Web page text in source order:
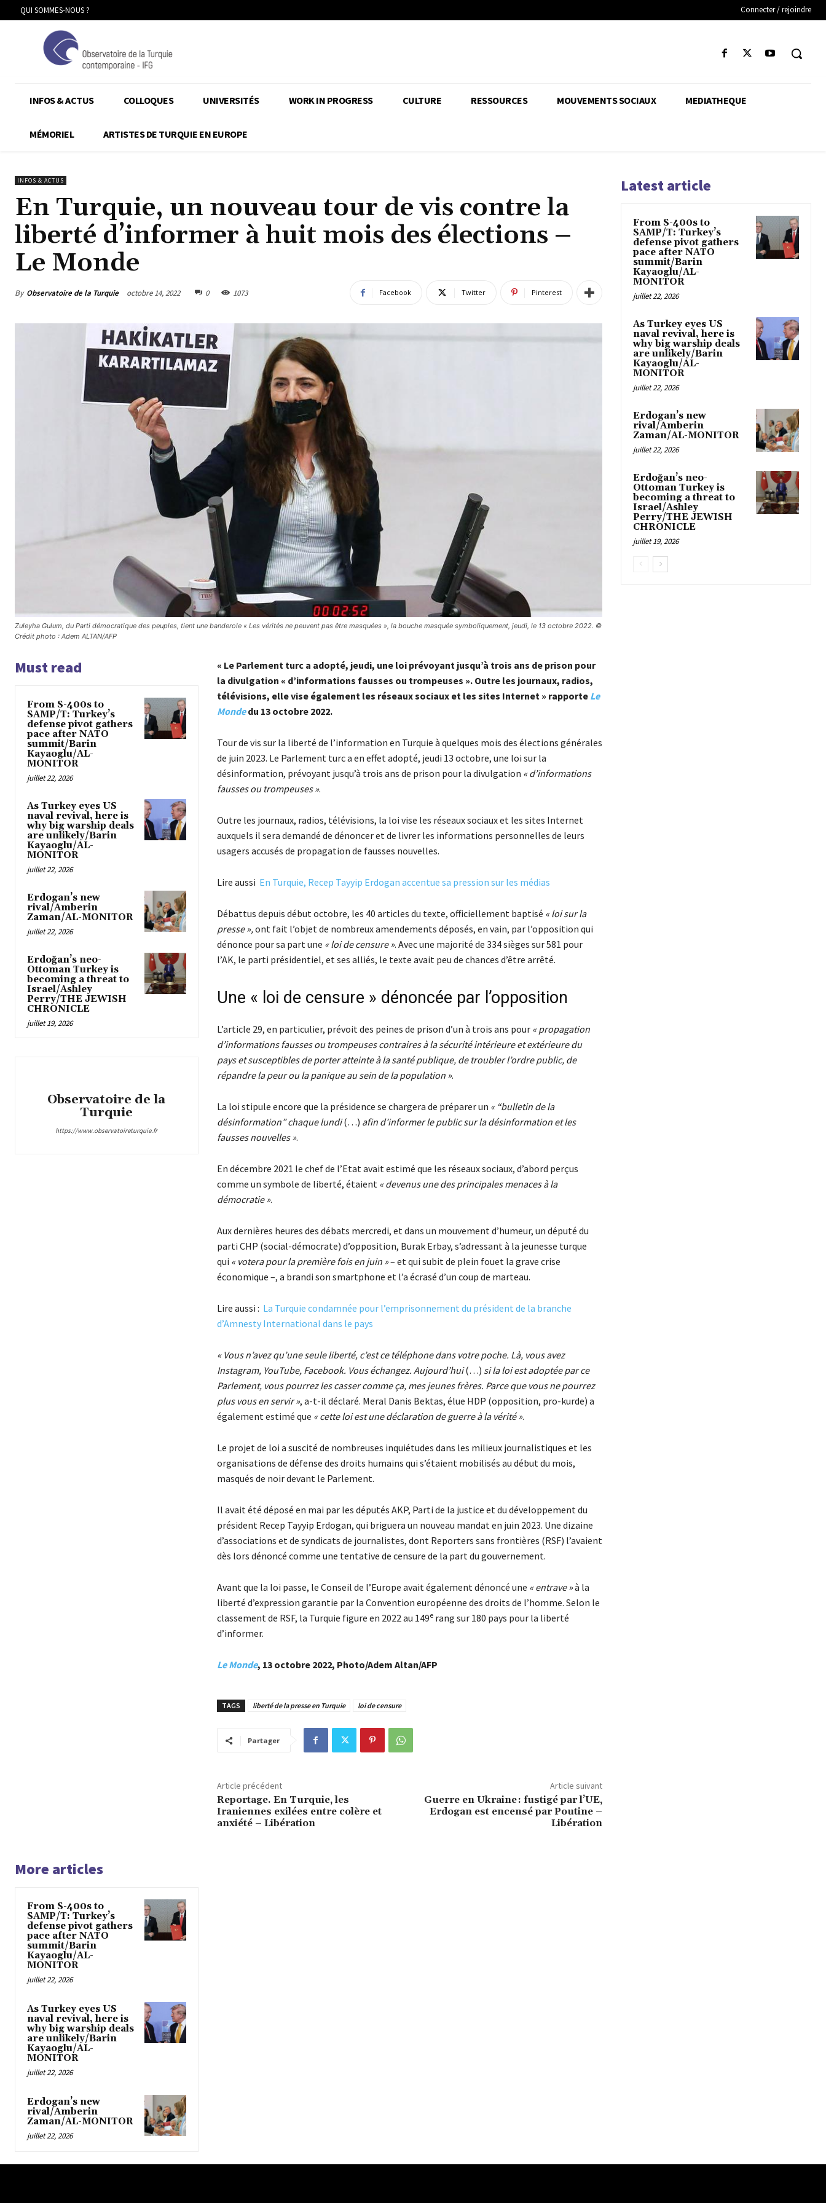
QUI SOMMES-NOUS ? Connecter / rejoindre
INFOS & ACTUS COLLOQUES UNIVERSITÉS WORK IN PROGRESS CULTURE RESSOURCES MOUVEMENTS SOCIAUX MEDIATHEQUE
MÉMORIEL ARTISTES DE TURQUIE EN EUROPE
INFOS & ACTUS
En Turquie, un nouveau tour de vis contre la
liberté d’informer à huit mois des élections –
Le Monde
By Observatoire de la Turquie octobre 14, 2022 0 1073 Facebook Twitter Pinterest
Zuleyha Gulum, du Parti démocratique des peuples, tient une banderole « Les vérités ne peuvent pas être masquées », la bouche masquée symboliquement, jeudi, le 13 octobre 2022. ©
Crédit photo : Adem ALTAN/AFP
Must read
From S-400s to
SAMP/T: Turkey’s
defense pivot gathers
pace after NATO
summit/Barin
Kayaoglu/AL-
MONITOR
juillet 22, 2026
As Turkey eyes US
naval revival, here is
why big warship deals
are unlikely/Barin
Kayaoglu/AL-
MONITOR
juillet 22, 2026
Erdogan’s new
rival/Amberin
Zaman/AL-MONITOR
juillet 22, 2026
Erdoğan’s neo-
Ottoman Turkey is
becoming a threat to
Israel/Ashley
Perry/THE JEWISH
CHRONICLE
juillet 19, 2026
Observatoire de la
Turquie
https://www.observatoireturquie.fr
« Le Parlement turc a adopté, jeudi, une loi prévoyant jusqu’à trois ans de prison pour
la divulgation « d’informations fausses ou trompeuses ». Outre les journaux, radios,
télévisions, elle vise également les réseaux sociaux et les sites Internet » rapporte Le
Mondedu 13 octobre 2022.
Tour de vis sur la liberté de l’information en Turquie à quelques mois des élections générales
de juin 2023. Le Parlement turc a en effet adopté, jeudi 13 octobre, une loi sur la
désinformation, prévoyant jusqu’à trois ans de prison pour la divulgation « d’informations
fausses ou trompeuses ».
Outre les journaux, radios, télévisions, la loi vise les réseaux sociaux et les sites Internet
auxquels il sera demandé de dénoncer et de livrer les informations personnelles de leurs
usagers accusés de propagation de fausses nouvelles.
Lire aussi En Turquie, Recep Tayyip Erdogan accentue sa pression sur les médias
Débattus depuis début octobre, les 40 articles du texte, officiellement baptisé « loi sur la
presse »,ont fait l’objet de nombreux amendements déposés, en vain, par l’opposition qui
dénonce pour sa part une « loi de censure ». Avec une majorité de 334 sièges sur 581 pour
l’AK, le parti présidentiel, et ses alliés, le texte avait peu de chances d’être arrêté.
Une « loi de censure » dénoncée par l’opposition
L’article 29, en particulier, prévoit des peines de prison d’un à trois ans pour « propagation
d’informations fausses ou trompeuses contraires à la sécurité intérieure et extérieure du
pays et susceptibles de porter atteinte à la santé publique, de troubler l’ordre public, de
répandre la peur ou la panique au sein de la population ».
La loi stipule encore que la présidence se chargera de préparer un « “bulletin de la
désinformation” chaque lundi(…) afin d’informer le public sur la désinformation et les
fausses nouvelles ».
En décembre 2021 le chef de l’Etat avait estimé que les réseaux sociaux, d’abord perçus
comme un symbole de liberté, étaient « devenus une des principales menaces à la
démocratie ».
Aux dernières heures des débats mercredi, et dans un mouvement d’humeur, un député du
parti CHP (social-démocrate) d’opposition, Burak Erbay, s’adressant à la jeunesse turque
qui « votera pour la première fois en juin »– et qui subit de plein fouet la grave crise
économique –, a brandi son smartphone et l’a écrasé d’un coup de marteau.
Lire aussi : La Turquie condamnée pour l’emprisonnement du président de la branche
d’Amnesty International dans le pays
« Vous n’avez qu’une seule liberté, c’est ce téléphone dans votre poche. Là, vous avez
Instagram, YouTube, Facebook. Vous échangez. Aujourd’hui(…) si la loi est adoptée par ce
Parlement, vous pourrez les casser comme ça, mes jeunes frères. Parce que vous ne pourrez
plus vous en servir », a-t-il déclaré. Meral Danis Bektas, élue HDP (opposition, pro-kurde) a
également estimé que « cette loi est une déclaration de guerre à la vérité ».
Le projet de loi a suscité de nombreuses inquiétudes dans les milieux journalistiques et les
organisations de défense des droits humains qui s’étaient mobilisés au début du mois,
masqués de noir devant le Parlement.
Il avait été déposé en mai par les députés AKP, Parti de la justice et du développement du
président Recep Tayyip Erdogan, qui briguera un nouveau mandat en juin 2023. Une dizaine
d’associations et de syndicats de journalistes, dont Reporters sans frontières (RSF) l’avaient
dès lors dénoncé comme une tentative de censure de la part du gouvernement.
Avant que la loi passe, le Conseil de l’Europe avait également dénoncé une « entrave »à la
liberté d’expression garantie par la Convention européenne des droits de l’homme. Selon le
classement de RSF, la Turquie figure en 2022 au 149erang sur 180 pays pour la liberté
d’informer.
Le Monde, 13 octobre 2022, Photo/Adem Altan/AFP
TAGS liberté de la presse en Turquie loi de censure
Partager
Article précédent
Reportage. En Turquie, les
Iraniennes exilées entre colère et
anxiété – Libération
Article suivant
Guerre en Ukraine : fustigé par l’UE,
Erdogan est encensé par Poutine –
Libération
More articles
From S-400s to
SAMP/T: Turkey’s
defense pivot gathers
pace after NATO
summit/Barin
Kayaoglu/AL-
MONITOR
juillet 22, 2026
As Turkey eyes US
naval revival, here is
why big warship deals
are unlikely/Barin
Kayaoglu/AL-
MONITOR
juillet 22, 2026
Erdogan’s new
rival/Amberin
Zaman/AL-MONITOR
juillet 22, 2026
Latest article
From S-400s to
SAMP/T: Turkey’s
defense pivot gathers
pace after NATO
summit/Barin
Kayaoglu/AL-
MONITOR
juillet 22, 2026
As Turkey eyes US
naval revival, here is
why big warship deals
are unlikely/Barin
Kayaoglu/AL-
MONITOR
juillet 22, 2026
Erdogan’s new
rival/Amberin
Zaman/AL-MONITOR
juillet 22, 2026
Erdoğan’s neo-
Ottoman Turkey is
becoming a threat to
Israel/Ashley
Perry/THE JEWISH
CHRONICLE
juillet 19, 2026